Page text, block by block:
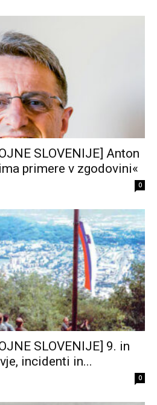
SLOVENIJE] Anton
primere v zgodovini«
0
SLOVENIJE] 9. in
incidenti in...
0